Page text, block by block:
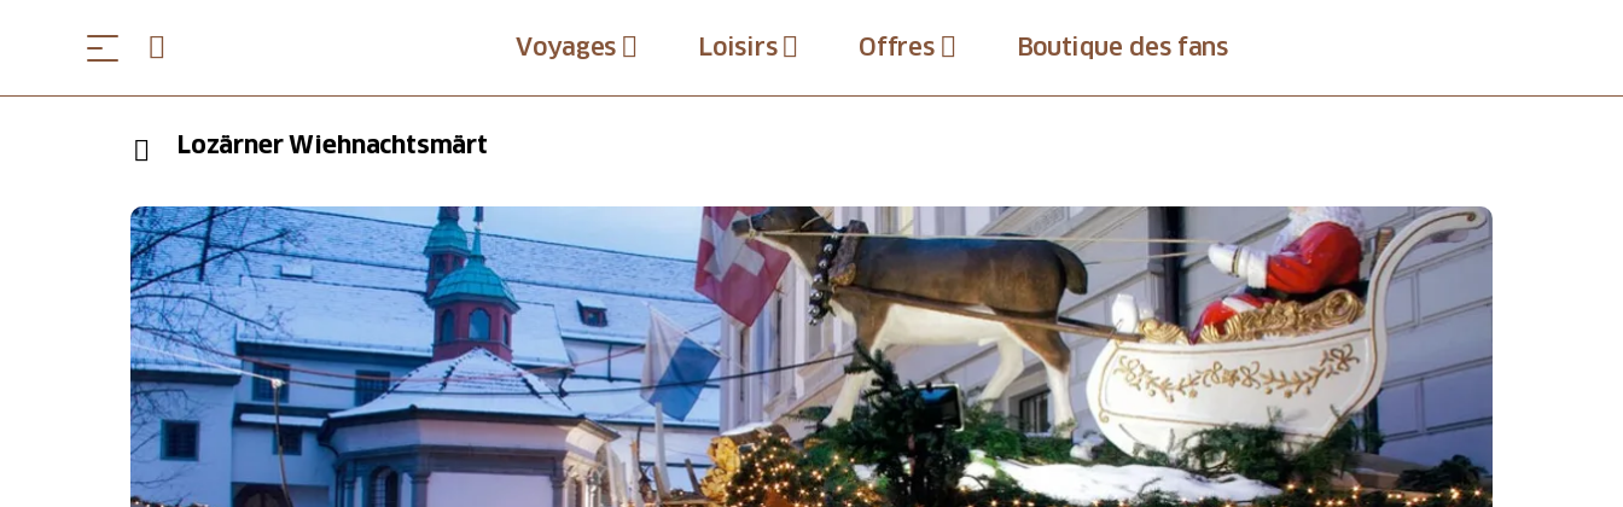
Voyages Loisirs Offres Boutique des fans
Lozärner Wiehnachtsmärt